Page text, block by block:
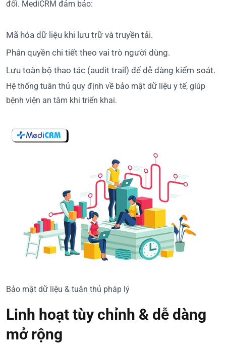
đối. MediCRM đảm bảo:
Mã hóa dữ liệu khi lưu trữ và truyền tải.
Phân quyền chi tiết theo vai trò người dùng.
Lưu toàn bộ thao tác (audit trail) để dễ dàng kiểm soát.
Hệ thống tuân thủ quy định về bảo mật dữ liệu y tế, giúp
bệnh viện an tâm khi triển khai.
Bảo mật dữ liệu & tuân thủ pháp lý
Linh hoạt tùy chỉnh & dễ dàng
mở rộng